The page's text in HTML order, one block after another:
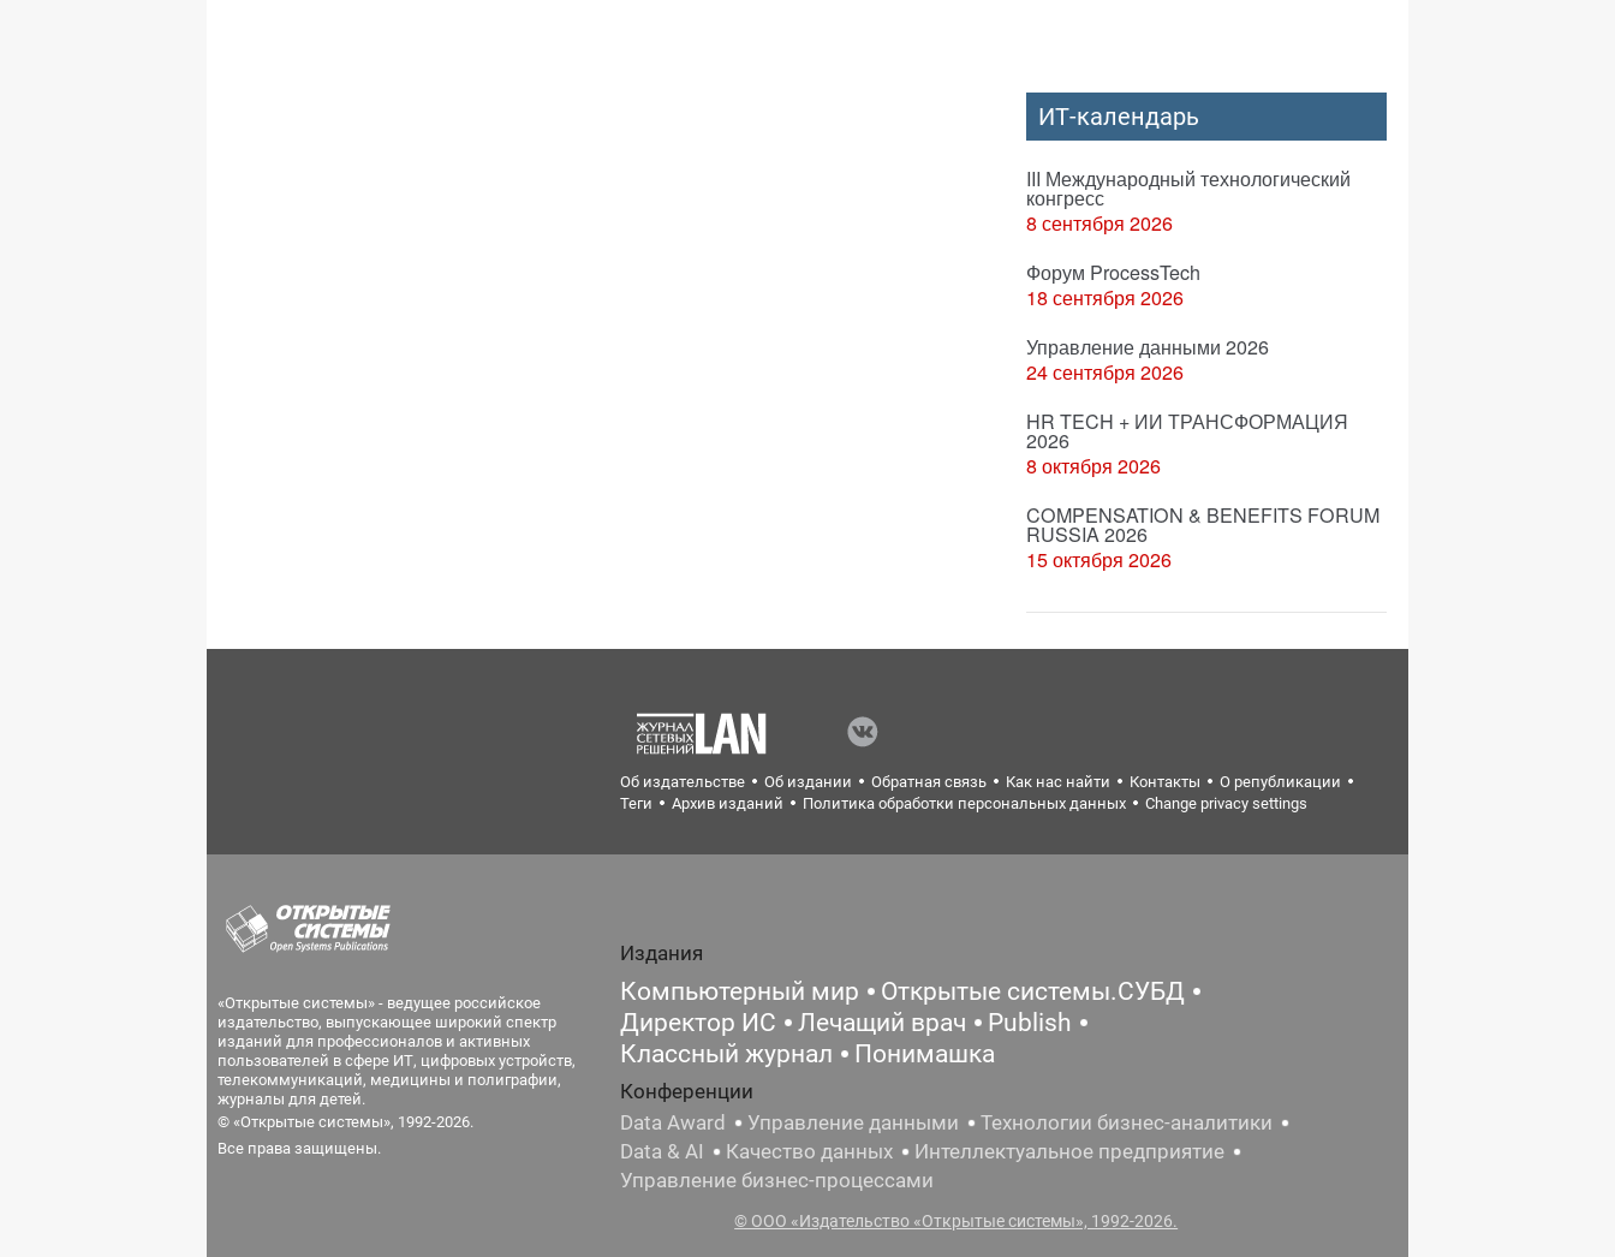
ИТ-календарь
III Международный технологический
конгресс
8 сентября 2026
Форум ProcessTech
18 сентября 2026
Управление данными 2026
24 сентября 2026
HR TECH + ИИ ТРАНСФОРМАЦИЯ
2026
8 октября 2026
COMPENSATION & BENEFITS FORUM
RUSSIA 2026
15 октября 2026
Об издательстве Об издании Обратная связь Как нас найти Контакты
О републикации
Теги
Архив изданий Политика обработки персональных данных Change privacy settings
«Открытые системы» - ведущее российское
издательство, выпускающее широкий спектр
изданий для профессионалов и активных
пользователей в сфере ИТ, цифровых устройств,
телекоммуникаций, медицины и полиграфии,
журналы для детей.
© «Открытые системы», 1992-2026.
Все права защищены.
Издания
Компьютерный мир
Открытые системы.СУБД
Директор ИС
Лечащий врач
Publish
Классный журнал
Понимашка
Конференции
Data Award
Управление данными
Технологии бизнес-аналитики
Data & AI
Качество данных
Интеллектуальное предприятие
Управление бизнес-процессами
© ООО «Издательство «Открытые системы», 1992-2026.